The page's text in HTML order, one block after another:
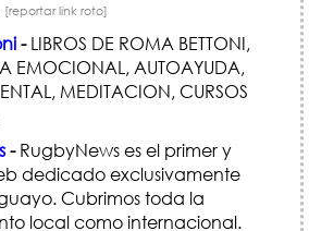
[reportar link roto]
-LIBROS DE ROMA BETTONI,
EMOCIONAL, AUTOAYUDA,
MEDITACION, CURSOS
-RugbyNews es el primer y
dedicado exclusivamente
Cubrimos toda la
local como internacional.